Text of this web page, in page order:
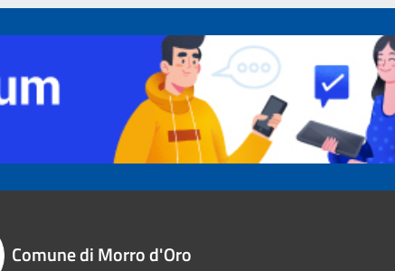
Comune di Morro d'Oro